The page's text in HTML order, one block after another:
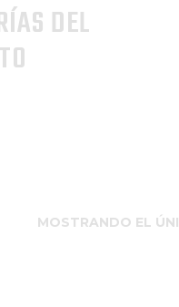
DEL
MOSTRANDO EL